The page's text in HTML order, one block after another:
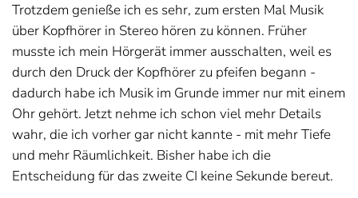
Trotzdem genieße ich es sehr, zum ersten Mal Musik
über Kopfhörer in Stereo hören zu können. Früher
musste ich mein Hörgerät immer ausschalten, weil es
durch den Druck der Kopfhörer zu pfeifen begann -
dadurch habe ich Musik im Grunde immer nur mit einem
Ohr gehört. Jetzt nehme ich schon viel mehr Details
wahr, die ich vorher gar nicht kannte - mit mehr Tiefe
und mehr Räumlichkeit. Bisher habe ich die
Entscheidung für das zweite CI keine Sekunde bereut.